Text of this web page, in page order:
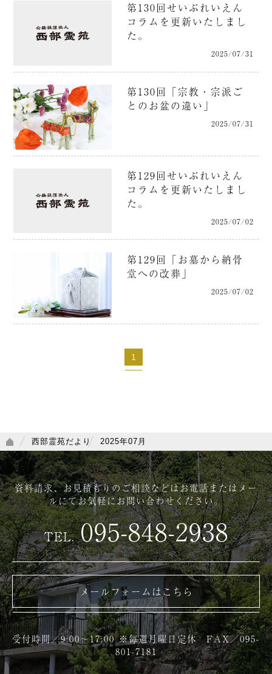
第130回せいぶれいえん
コラムを更新いたしまし
た。
2025/07/31
第130回「宗教・宗派ご
とのお盆の違い」
2025/07/31
第129回せいぶれいえん
コラムを更新いたしまし
た。
2025/07/02
第129回「お墓から納骨
堂への改葬」
2025/07/02
1
西部霊苑だより 2025年07月
資料請求、お見積もりのご相談などはお電話またはメー
ルにてお気軽にお問い合わせください。
TEL. 095-848-2938
メールフォームはこちら
受付時間／9:00～17:00 ※毎週月曜日定休 FAX／095-
801-7181